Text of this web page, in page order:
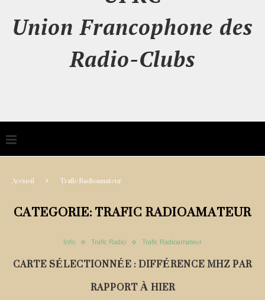
Union Francophone des
Radio-Clubs
Accueil Trafic Radioamateur
CATEGORIE:TRAFIC RADIOAMATEUR
Info Trafic Radio Trafic Radioamateur
CARTE SÉLECTIONNÉE : DIFFÉRENCE MHZ PAR
RAPPORT À HIER